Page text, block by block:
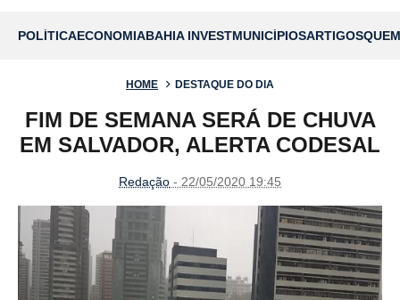
POLÍTICAECONOMIABAHIA INVESTMUNICÍPIOSARTIGOS
HOME DESTAQUE DO DIA
FIM DE SEMANA SERÁ DE CHUVA
EM SALVADOR, ALERTA CODESAL
Redação - 22/05/2020 19:45